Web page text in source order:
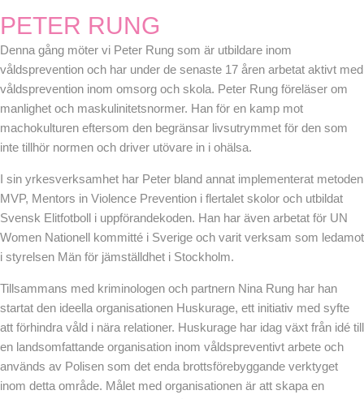
PETER RUNG
Denna gång möter vi Peter Rung som är utbildare inom
våldsprevention och har under de senaste 17 åren arbetat aktivt med
våldsprevention inom omsorg och skola. Peter Rung föreläser om
manlighet och maskulinitetsnormer. Han för en kamp mot
machokulturen eftersom den begränsar livsutrymmet för den som
inte tillhör normen och driver utövare in i ohälsa.
I sin yrkesverksamhet har Peter bland annat implementerat metoden
MVP, Mentors in Violence Prevention i flertalet skolor och utbildat
Svensk Elitfotboll i uppförandekoden. Han har även arbetat för UN
Women Nationell kommitté i Sverige och varit verksam som ledamot
i styrelsen Män för jämställdhet i Stockholm.
Tillsammans med kriminologen och partnern Nina Rung har han
startat den ideella organisationen Huskurage, ett initiativ med syfte
att förhindra våld i nära relationer. Huskurage har idag växt från idé till
en landsomfattande organisation inom våldspreventivt arbete och
används av Polisen som det enda brottsförebyggande verktyget
inom detta område. Målet med organisationen är att skapa en